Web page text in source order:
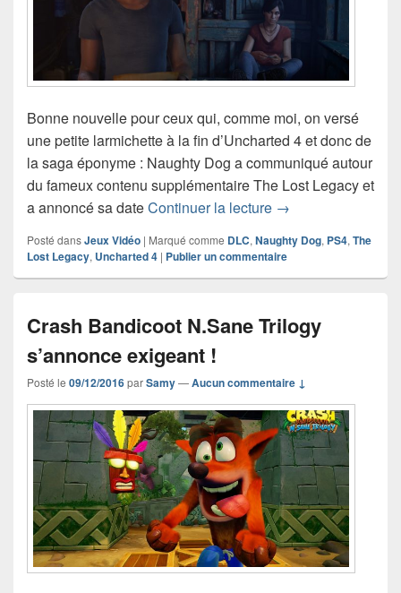
Bonne nouvelle pour ceux qui, comme moi, on versé
une petite larmichette à la fin d’Uncharted 4 et donc de
la saga éponyme : Naughty Dog a communiqué autour
du fameux contenu supplémentaire The Lost Legacy et
a annoncé sa dateContinuer la lecture Uncharted: The
→
Posté dansJeux Vidéo | Marqué comme DLC, Naughty Dog, PS4, The
Lost Legacy, Uncharted 4 | Publier un commentaire
Crash Bandicoot N.Sane Trilogy
s’annonce exigeant !
Posté le 09/12/2016parSamy—Aucun commentaire ↓